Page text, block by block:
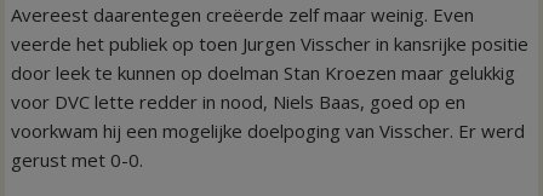
Avereest daarentegen creëerde zelf maar weinig. Even
veerde het publiek op toen Jurgen Visscher in kansrijke positie
door leek te kunnen op doelman Stan Kroezen maar gelukkig
voor DVC lette redder in nood, Niels Baas, goed op en
voorkwam hij een mogelijke doelpoging van Visscher. Er werd
gerust met 0-0.